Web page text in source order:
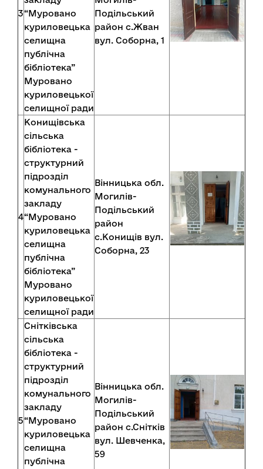
3“Муровано
куриловецька
селищна
публічна
бібліотека”
Муровано
куриловецької
селищної ради
Подільський
район с.Жван
вул. Соборна, 1
4
Конищівська
сільська
бібліотека -
структурний
підрозділ
комунального
закладу
“Муровано
куриловецька
селищна
публічна
бібліотека”
Муровано
куриловецької
селищної ради
Вінницька обл.
Могилів-
Подільський
район
с.Конищів вул.
Соборна, 23
5
Снітківська
сільська
бібліотека -
структурний
підрозділ
комунального
закладу
“Муровано
куриловецька
селищна
публічна
Вінницька обл.
Могилів-
Подільський
район с.Снітків
вул. Шевченка,
59